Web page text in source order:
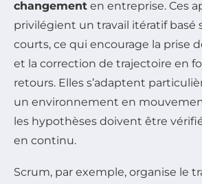
changement en entreprise. Ces
privilégient un travail itératif basé
courts, ce qui encourage la prise
et la correction de trajectoire en
retours. Elles s’adaptent
un environnement en
les hypothèses doivent être
en continu.
Scrum, par exemple, organise le